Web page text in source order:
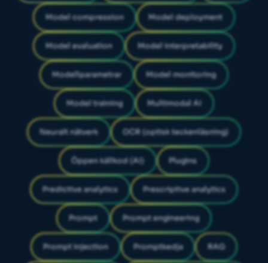
Model compression Model deployment
Model evaluation Model interpretability
Modellparametrar Model monitoring
Model training Multimodal AI
Neuralt nätverk OCR (optisk teckenläsning)
Öppen källkod (AI) Plugins
Predictive analytics Prescriptive analytics
Prompt Prompt engineering
Prompt injection Promptkedja RAG